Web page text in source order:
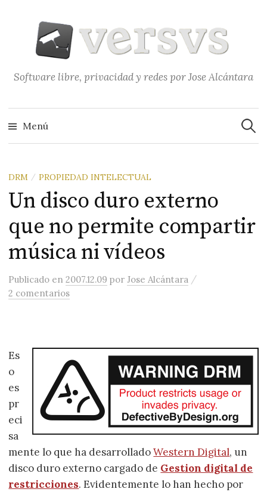
contenido
Software libre, privacidad y redes por Jose Alcántara
Menú
DRM / PROPIEDAD INTELECTUAL
Un disco duro externo
que no permite compartir
música ni vídeos
Publicado en2007.12.09 porJose Alcántara /
2 comentarios
Es
o
es
pr
eci
sa
mente lo que ha desarrolladoWestern Digital, un
disco duro externo cargado de Gestion digital de
restricciones. Evidentemente lo han hecho por